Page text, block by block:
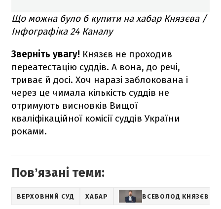
Що можна було б купити на хабар Князєва /
Інфографіка 24 Каналу
Зверніть увагу! Князєв не проходив
переатестацію суддів. А вона, до речі,
триває й досі. Хоч наразі заблокована і
через це чимала кількість суддів не
отримують висновків Вищої
кваліфікаційної комісії суддів України
роками.
Повʼязані теми:
ВЕРХОВНИЙ СУД ХАБАР ВСЕВОЛОД КНЯЗЄВ